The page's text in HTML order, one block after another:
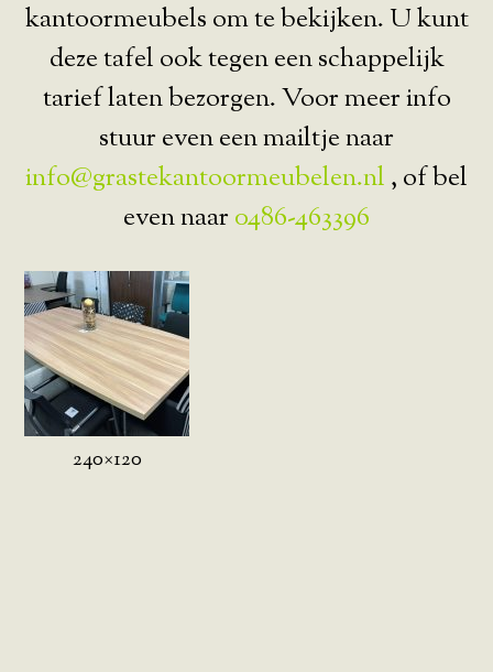
kantoormeubels om te bekijken. U kunt
deze tafel ook tegen een schappelijk
tarief laten bezorgen. Voor meer info
stuur even een mailtje naar
info@grastekantoormeubelen.nl , of bel
even naar 0486-463396
240×120